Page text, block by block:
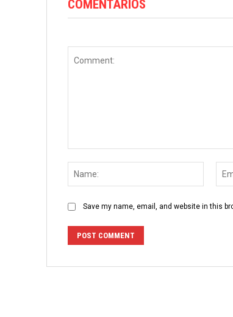
COMENTARIOS
Save my name, email, and website in this